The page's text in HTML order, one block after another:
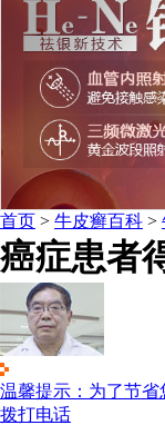
首页 > 牛皮癣百科 >
癌症患者
温馨提示：为了节
拨打电话